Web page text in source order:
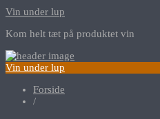
Vin under lup
Kom helt tæt på produktet vin
Vin under lup
Forside
/